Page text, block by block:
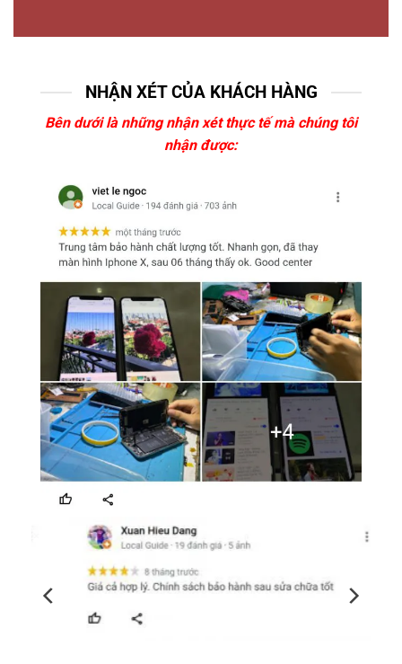
NHẬN XÉT CỦA KHÁCH HÀNG
Bên dưới là những nhận xét thực tế mà chúng tôi
nhận được: